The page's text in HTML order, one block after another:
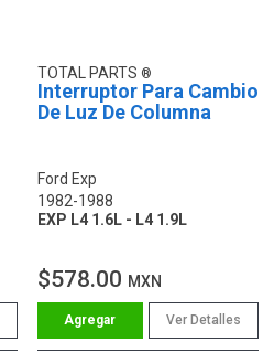
TOTAL PARTS
Interruptor Para Cambio
De Luz De Columna
Ford Exp
1982-1988
EXP L4 1.6L - L4 1.9L
$578.00 MXN
Ver Detalles